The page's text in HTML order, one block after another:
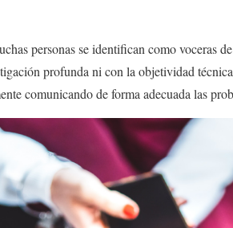
personas se identifican como voceras
profunda ni con la objetividad
comunicando de forma adecuada las